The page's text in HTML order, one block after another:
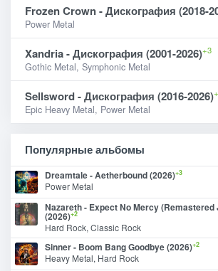
Frozen Crown - Дискография (2018-
Power Metal
Xandria - Дискография (2001-2026)+3
Gothic Metal, Symphonic Metal
Sellsword - Дискография (2016-2026)
Epic Heavy Metal, Power Metal
Популярные альбомы
Dreamtale - Aetherbound (2026)+3
Power Metal
Nazareth - Expect No Mercy (Remastered
(2026)+2
Hard Rock, Classic Rock
Sinner - Boom Bang Goodbye (2026)+2
Heavy Metal, Hard Rock